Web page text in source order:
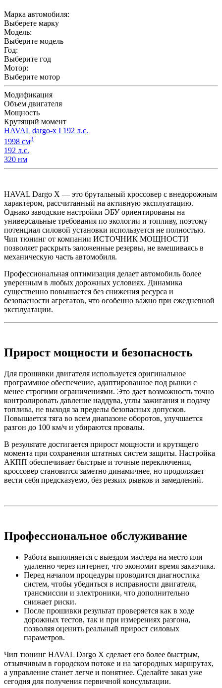
Марка автомобиля:
Выберете марку
Модель:
Выберите модель
Год:
Выберите год
Мотор:
Выберите мотор
Модификация
Объем двигателя
Мощность
Крутящий момент
HAVAL dargo-x I 192 л.с.
1998 см3
192 л.с.
320 нм
HAVAL Dargo X — это брутальный кроссовер с внедорожным
характером, рассчитанный на активную эксплуатацию.
Однако заводские настройки ЭБУ ориентированы на
универсальные требования по экологии и топливу, поэтому
потенциал силовой установки используется не полностью.
Чип тюнинг от компании ИСТОЧНИК МОЩНОСТИ
позволяет раскрыть заложенные резервы, не вмешиваясь в
механическую часть автомобиля.
Профессиональная оптимизация делает автомобиль более
уверенным в любых дорожных условиях. Динамика
существенно повышается без снижения ресурса и
безопасности агрегатов, что особенно важно при ежедневной
эксплуатации.
Прирост мощности и безопасность
Для прошивки двигателя используется оригинальное
программное обеспечение, адаптированное под рынки с
менее строгими ограничениями. Это дает возможность точно
контролировать давление наддува, углы зажигания и подачу
топлива, не выходя за пределы безопасных допусков.
Повышается тяга во всем диапазоне оборотов, улучшается
разгон до 100 км/ч и убираются провалы.
В результате достигается прирост мощности и крутящего
момента при сохранении штатных систем защиты. Настройка
АКПП обеспечивает быстрые и точные переключения,
кроссовер становится заметно динамичнее, но продолжает
вести себя предсказуемо, без резких рывков и замедлений.
Профессиональное обслуживание
Работа выполняется с выездом мастера на место или
удаленно через интернет, что экономит время заказчика.
Перед началом процедуры проводится диагностика
систем, чтобы убедиться в исправности двигателя,
трансмиссии и электроники, что дополнительно
снижает риски.
После прошивки результат проверяется как в ходе
дорожных тестов, так и при измерениях разгона,
позволяя оценить реальный прирост силовых
параметров.
Чип тюнинг HAVAL Dargo X сделает его более быстрым,
отзывчивым в городском потоке и на загородных маршрутах,
а управление станет легче и понятнее. Сделайте заказ уже
сегодня для получения первичной консультации.